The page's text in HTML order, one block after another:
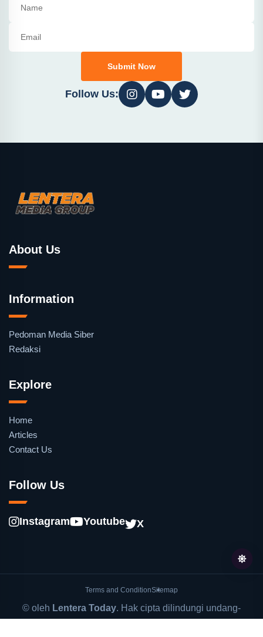
Submit Now
Follow Us:
About Us
Information
Pedoman Media Siber
Redaksi
Explore
Home
Articles
Contact Us
Follow Us
Instagram Youtube X
Terms and ConditionSitemap
© oleh Lentera Today. Hak cipta dilindungi undang-